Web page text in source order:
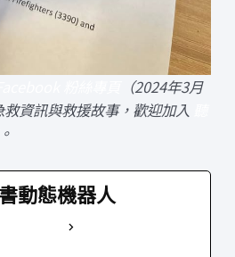
（2024年3月
資訊與救援故事，歡迎加入
。
動態機器人